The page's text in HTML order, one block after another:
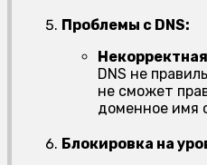
Проблемы с DNS:
DNS не
не сможет
доменное имя
Блокировка на